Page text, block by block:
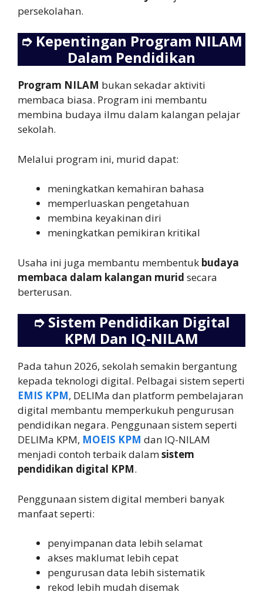
persekolahan.
➮ Kepentingan Program NILAM
Dalam Pendidikan
Program NILAM bukan sekadar aktiviti
membaca biasa. Program ini membantu
membina budaya ilmu dalam kalangan pelajar
sekolah.
Melalui program ini, murid dapat:
meningkatkan kemahiran bahasa
memperluaskan pengetahuan
membina keyakinan diri
meningkatkan pemikiran kritikal
Usaha ini juga membantu membentuk budaya
membaca dalam kalangan murid secara
berterusan.
➮ Sistem Pendidikan Digital
KPM Dan IQ-NILAM
Pada tahun 2026, sekolah semakin bergantung
kepada teknologi digital. Pelbagai sistem seperti
EMIS KPM, DELIMa dan platform pembelajaran
digital membantu memperkukuh pengurusan
pendidikan negara. Penggunaan sistem seperti
DELIMa KPM, MOEIS KPM dan IQ-NILAM
menjadi contoh terbaik dalamsistem
pendidikan digital KPM.
Penggunaan sistem digital memberi banyak
manfaat seperti:
penyimpanan data lebih selamat
akses maklumat lebih cepat
pengurusan data lebih sistematik
rekod lebih mudah disemak